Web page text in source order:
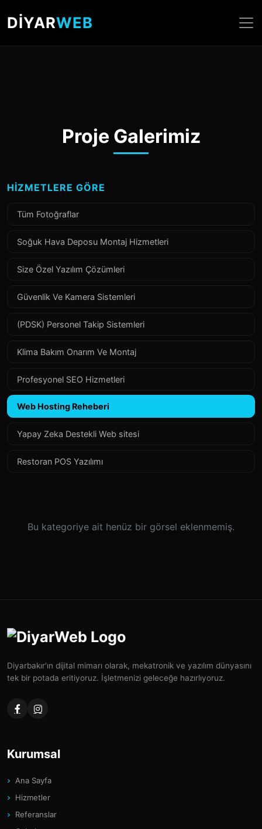
DİYARWEB
Proje Galerimiz
HIZMETLERE GÖRE
Tüm Fotoğraflar
Soğuk Hava Deposu Montaj Hizmetleri
Size Özel Yazılım Çözümleri
Güvenlik Ve Kamera Sistemleri
(PDSK) Personel Takip Sistemleri
Klima Bakım Onarım Ve Montaj
Profesyonel SEO Hizmetleri
Web Hosting Reheberi
Yapay Zeka Destekli Web sitesi
Restoran POS Yazılımı
Bu kategoriye ait henüz bir görsel eklenmemiş.
Diyarbakır'ın dijital mimarı olarak, mekatronik ve yazılım dünyasını
tek bir potada eritiyoruz. İşletmenizi geleceğe hazırlıyoruz.
Kurumsal
Ana Sayfa
Hizmetler
Referanslar